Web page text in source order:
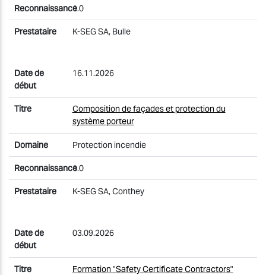
1.0
K-SEG SA, Bulle
16.11.2026
Composition de façades et protection du
système porteur
Protection incendie
1.0
K-SEG SA, Conthey
03.09.2026
Formation "Safety Certificate Contractors"